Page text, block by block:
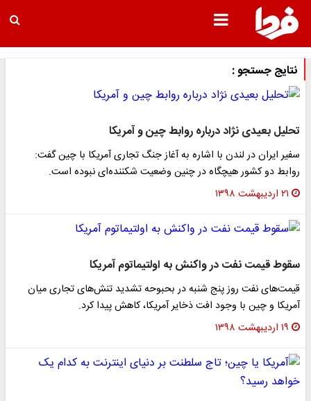
نتایج جستجو :
تحلیل بعیدی نژاد درباره روابط چین و آمریکا
سفیر ایران در لندن با اشاره به آغاز جنگ تجاری آمریکا با چین گفت:
روابط دو کشور هیچگاه در چنین وضعیت شکننده‌ای نبوده است.
۲۱ اردیبهشت ۱۳۹۸
سقوط قیمت نفت در واکنش به اولتیماتوم آمریکا
قیمت‌های نفت روز پنج شنبه در بحبوحه تشدید تنش‌های تجاری میان
آمریکا و چین با وجود افت ذخایر آمریکا، کاهش پیدا کرد.
۱۹ اردیبهشت ۱۳۹۸